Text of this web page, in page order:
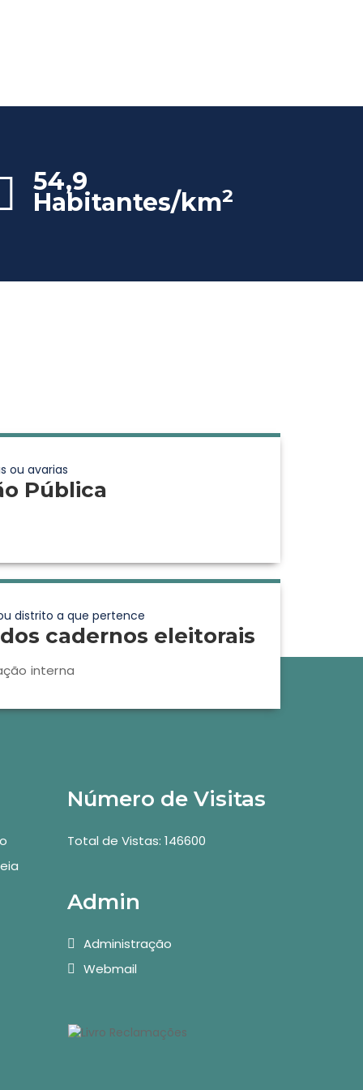
54,9
Habitantes/km2
ou avarias
Pública
distrito a que pertence
cadernos eleitorais
interna
Número de Visitas
Total de Vistas: 146600
Admin
Administração
Webmail